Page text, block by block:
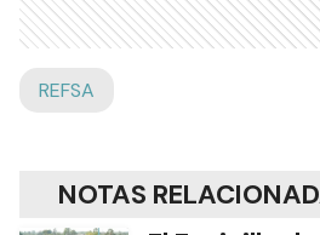
REFSA